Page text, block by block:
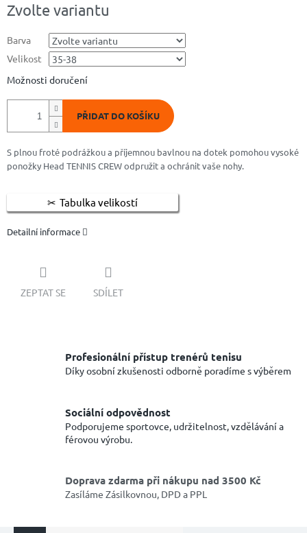
cena:
Zvolte variantu
Barva
Velikost
Možnosti doručení
PŘIDAT DO KOŠÍKU
S plnou froté podrážkou a příjemnou bavlnou na dotek pomohou vysoké
ponožky Head TENNIS CREW odpružit a ochránit vaše nohy.
Tabulka velikostí
Detailní informace
ZEPTAT SE SDÍLET
Profesionální přístup trenérů tenisu
Díky osobní zkušenosti odborně poradíme s výběrem
Sociální odpovědnost
Podporujeme sportovce, udržitelnost, vzdělávání a
férovou výrobu.
Doprava zdarma při nákupu nad 3500 Kč
Zasíláme Zásilkovnou, DPD a PPL